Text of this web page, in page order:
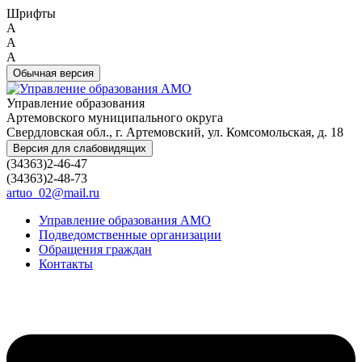
Шрифты
A
A
A
Обычная версия
Управление образования
Артемовского муниципального округа
Свердловская обл., г. Артемовский, ул. Комсомольская, д. 18
Версия для слабовидящих
(34363)2-46-47
(34363)2-48-73
artuo_02@mail.ru
Управление образования АМО
Подведомственные организации
Обращения граждан
Контакты